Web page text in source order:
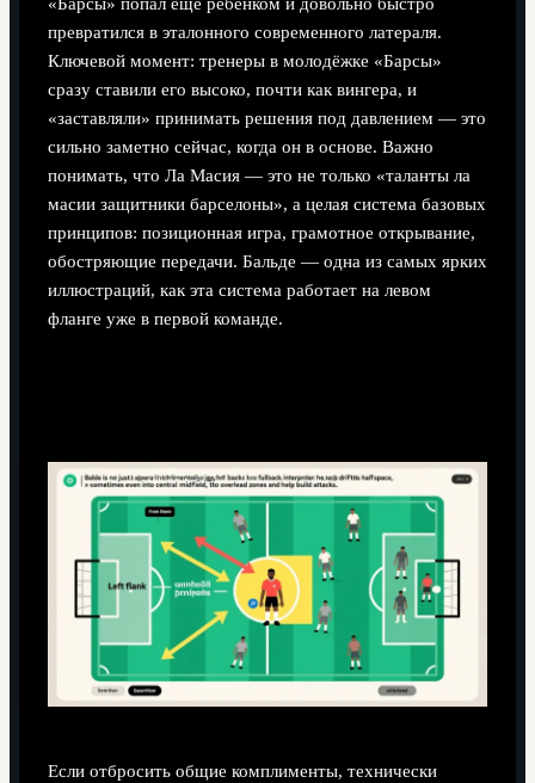
превратился в эталонного современного латераля.
Ключевой момент: тренеры в молодёжке «Барсы»
сразу ставили его высоко, почти как вингера, и
«заставляли» принимать решения под давлением — это
сильно заметно сейчас, когда он в основе. Важно
понимать, что Ла Масия — это не только «таланты ла
масии защитники барселоны», а целая система базовых
принципов: позиционная игра, грамотное открывание,
обостряющие передачи. Бальде — одна из самых ярких
иллюстраций, как эта система работает на левом
фланге уже в первой команде.
Если отбросить общие комплименты, технически